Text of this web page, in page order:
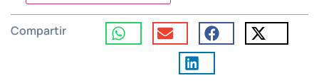
Compartir